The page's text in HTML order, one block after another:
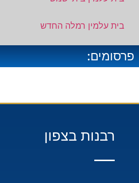
בית עלמין רמלה החדש
פרסומים:
רבנות בצפון